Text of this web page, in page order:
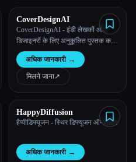
CoverDesignAI
CoverDesignAI - इंडी लेखकों और
डिजाइनरों के लिए अनुकूलित पुस्तक कवर
विचार/संकेत/छवियां/मॉकअप बनाने के लिए
एक उपकरण
अधिक जानकारी →
मिलने जाना↗︎
HappyDiffusion
हैप्पीडिफ्यूजन - स्थिर डिफ्यूजन ऑनलाइन
अधिक जानकारी →